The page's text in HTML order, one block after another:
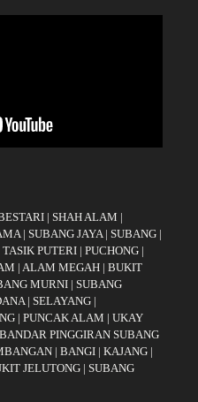
| SHAH ALAM |
| SUBANG JAYA | SUBANG |
TASIK PUTERI | PUCHONG |
| ALAM MEGAH | BUKIT
MURNI | SUBANG
| SELAYANG |
| PUNCAK ALAM | UKAY
BANDAR PINGGIRAN SUBANG
| BANGI | KAJANG |
JELUTONG | SUBANG